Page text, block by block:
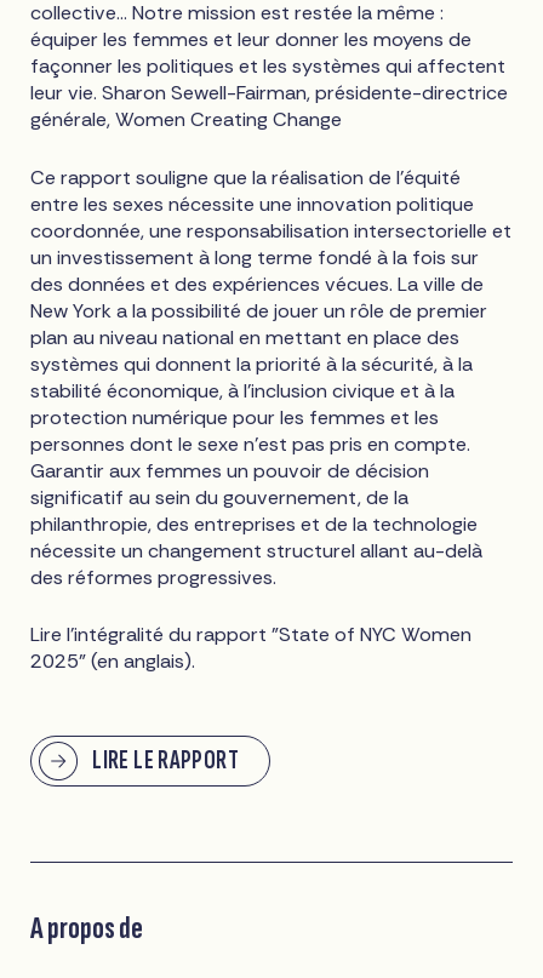
collective... Notre mission est restée la même :
équiper les femmes et leur donner les moyens de
façonner les politiques et les systèmes qui affectent
leur vie. Sharon Sewell-Fairman, présidente-directrice
générale, Women Creating Change
Ce rapport souligne que la réalisation de l'équité
entre les sexes nécessite une innovation politique
coordonnée, une responsabilisation intersectorielle et
un investissement à long terme fondé à la fois sur
des données et des expériences vécues. La ville de
New York a la possibilité de jouer un rôle de premier
plan au niveau national en mettant en place des
systèmes qui donnent la priorité à la sécurité, à la
stabilité économique, à l'inclusion civique et à la
protection numérique pour les femmes et les
personnes dont le sexe n'est pas pris en compte.
Garantir aux femmes un pouvoir de décision
significatif au sein du gouvernement, de la
philanthropie, des entreprises et de la technologie
nécessite un changement structurel allant au-delà
des réformes progressives.
Lire l'intégralité du rapport "State of NYC Women
2025" (en anglais).
LIRE LE RAPPORT
A propos de